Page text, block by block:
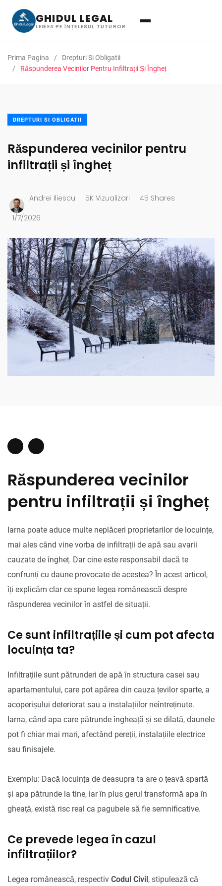
GHIDUL LEGAL
LEGEA PE ÎNȚELESUL TUTUROR
Prima Pagina
Drepturi Si Obligatii
Răspunderea Vecinilor Pentru Infiltrații Și Îngheț
DREPTURI SI OBLIGATII
Răspunderea vecinilor pentru
infiltrații și îngheț
Andrei Iliescu 5K Vizualizari 45 Shares
1/7/2026
Răspunderea vecinilor
pentru infiltrații și îngheț
Iarna poate aduce multe neplăceri proprietarilor de locuințe,
mai ales când vine vorba de infiltrații de apă sau avarii
cauzate de îngheț. Dar cine este responsabil dacă te
confrunți cu daune provocate de acestea? În acest articol,
îți explicăm clar ce spune legea românească despre
răspunderea vecinilor în astfel de situații.
Ce sunt infiltrațiile și cum pot afecta
locuința ta?
Infiltrațiile sunt pătrunderi de apă în structura casei sau
apartamentului, care pot apărea din cauza țevilor sparte, a
acoperișului deteriorat sau a instalațiilor neîntreținute.
Iarna, când apa care pătrunde îngheață și se dilată, daunele
pot fi chiar mai mari, afectând pereții, instalațiile electrice
sau finisajele.
Exemplu: Dacă locuința de deasupra ta are o țeavă spartă
și apa pătrunde la tine, iar în plus gerul transformă apa în
gheață, există risc real ca pagubele să fie semnificative.
Ce prevede legea în cazul
infiltrațiilor?
Legea românească, respectiv Codul Civil , stipulează că